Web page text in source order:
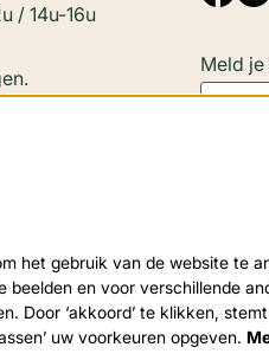
/ 14u-16u
en tijdens de
Meld
Deze site
het gebruik van de website te
beelden en voor verschillende
Door ‘akkoord’ te klikken,
uw voorkeuren opgeven.